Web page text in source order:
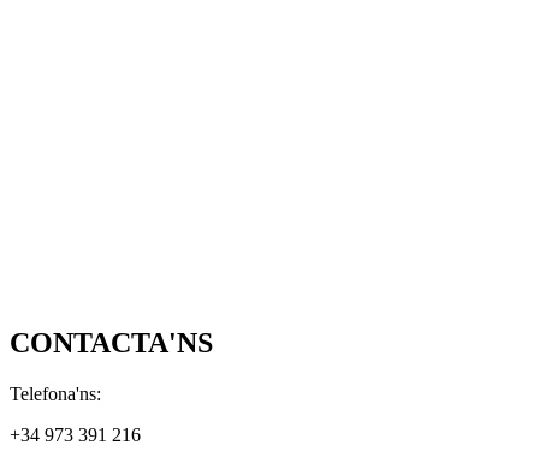
CONTACTA'NS
Telefona'ns:
+34 973 391 216